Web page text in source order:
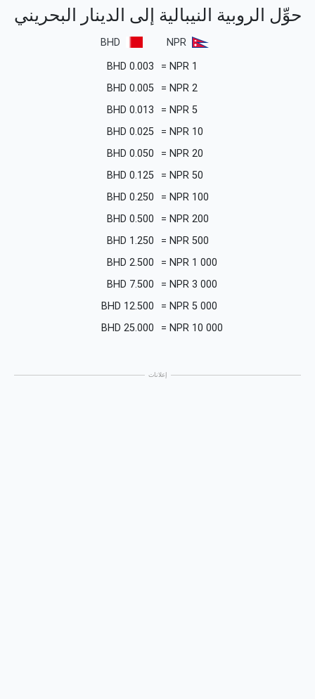
حوِّل الروبية النيبالية إلى الدينار البحريني
NPR
BHD
1
NPR
=
0.003
BHD
2
NPR
=
0.005
BHD
5
NPR
=
0.013
BHD
10
NPR
=
0.025
BHD
20
NPR
=
0.050
BHD
50
NPR
=
0.125
BHD
100
NPR
=
0.250
BHD
200
NPR
=
0.500
BHD
500
NPR
=
1.250
BHD
1 000
NPR
=
2.500
BHD
3 000
NPR
=
7.500
BHD
5 000
NPR
=
12.500
BHD
10 000
NPR
=
25.000
BHD
إعلانات